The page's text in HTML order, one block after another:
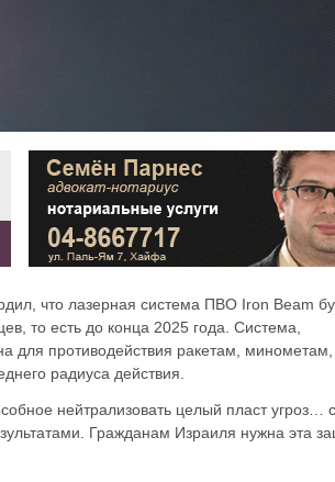
что лазерная система ПВО Iron Beam
то есть до конца 2025 года. Система,
для противодействия ракетам, минометам,
радиуса действия.
нейтрализовать целый пласт угроз… с
Гражданам Израиля нужна эта